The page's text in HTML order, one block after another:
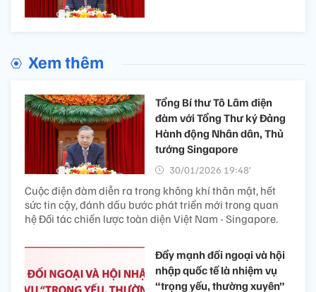
Xem thêm
Tổng Bí thư Tô Lâm điện
đàm với Tổng Thư ký Đảng
Hành động Nhân dân, Thủ
tướng Singapore
30/01/2026 19:48’
Cuộc điện đàm diễn ra trong không khí thân mật, hết
sức tin cậy, đánh dấu bước phát triển mới trong quan
hệ Đối tác chiến lược toàn diện Việt Nam - Singapore.
Đẩy mạnh đối ngoại và hội
nhập quốc tế là nhiệm vụ
“trọng yếu, thường xuyên”